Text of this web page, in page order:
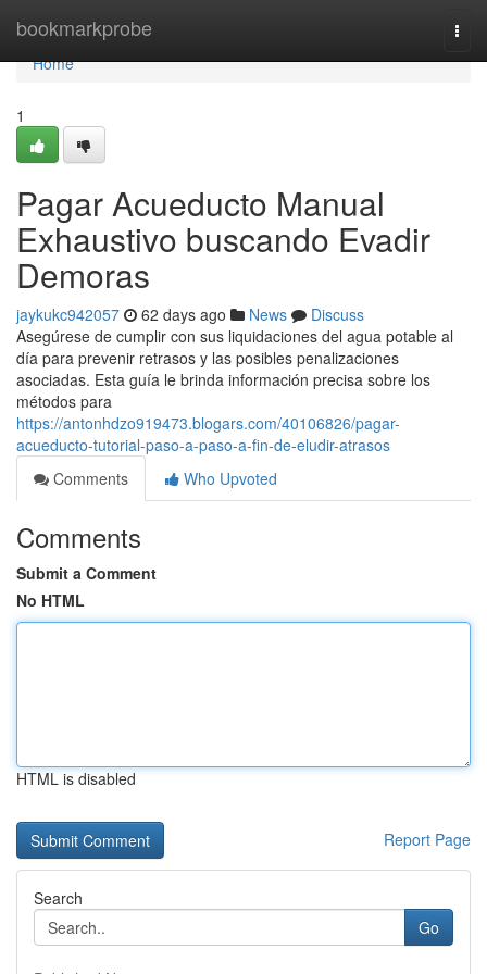
bookmarkprobe
Home
Home
1
Pagar Acueducto Manual
Exhaustivo buscando Evadir
Demoras
jaykukc942057 62 days ago News
Discuss
Asegúrese de cumplir con sus liquidaciones del agua potable al
día para prevenir retrasos y las posibles penalizaciones
asociadas. Esta guía le brinda información precisa sobre los
métodos para
https://antonhdzo919473.blogars.com/40106826/pagar-
acueducto-tutorial-paso-a-paso-a-fin-de-eludir-atrasos
Comments
Who Upvoted
Comments
Submit a Comment
No HTML
HTML is disabled
Report Page
Search
Go